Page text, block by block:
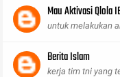
Mau Aktivasi Qlola
untuk melakukan
Berita Islam
kerja tim tni yang